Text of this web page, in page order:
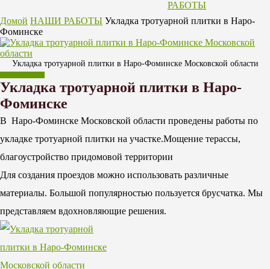
РАБОТЫ
Домой НАШИ РАБОТЫ Укладка тротуарной плитки в Наро-
Фоминске
Укладка тротуарной плитки в Наро-Фоминске Московской области
Укладка тротуарной плитки в Наро-
Фоминске
В Наро-Фоминске Московской области проведены работы по
укладке тротуарной плитки на участке.Мощение терассы,
благоустройство придомовой территории
Для создания проездов можно использовать различные
материалы. Большой популярностью пользуется брусчатка. Мы
представляем вдохновляющие решения.